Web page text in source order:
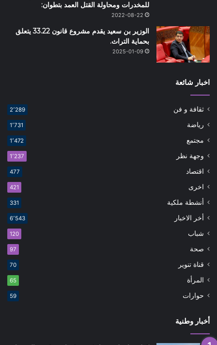
للمخدرات ومحاولة القتل العمد بتطوان:
2022-08-22
الوزير بن سعيد يقدم مشروع قانون 33.22 يتعلق
بحماية التراث.
2025-01-09
اخبار شائعة
ثقافة و فن 2٬289
رياضة 1٬731
مجتمع 1٬472
وجهة نظر 1٬237
اقتصاد 477
اخرى 421
أنشطة ملكية 331
أخر الاخبار 6٬543
شباب 120
صحة 97
قناة تنوير 70
المرأة 65
حوارات 59
أخبار وطنية